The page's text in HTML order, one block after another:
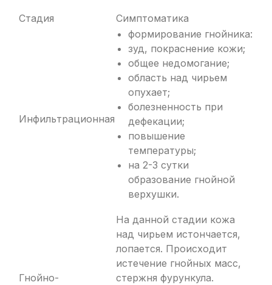
Стадия Симптоматика
Инфильтрационная
формирование гнойника:
зуд, покраснение кожи;
общее недомогание;
область над чирьем
опухает;
болезненность при
дефекации;
повышение
температуры;
на 2-3 сутки
образование гнойной
верхушки.
Гнойно-
На данной стадии кожа
над чирьем истончается,
лопается. Происходит
истечение гнойных масс,
стержня фурункула.